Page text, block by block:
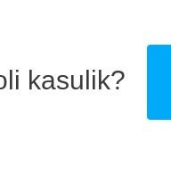
kasulik?